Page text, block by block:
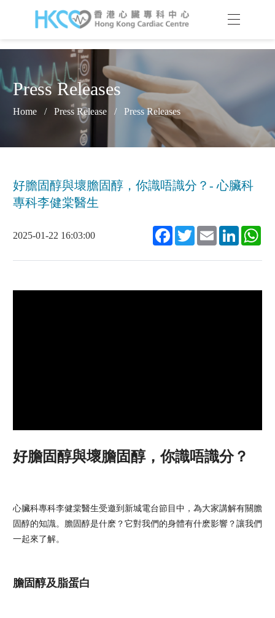
Press Releases
Home / Press Release / Press Releases
好膽固醇與壞膽固醇，你識唔識分？- 心臟科
專科李健棠醫生
2025-01-22 16:03:00 Facebook
TwitterEmail LinkedIn
好膽固醇與壞膽固醇，你識唔識分？
心臟科專科李健棠醫生受邀到新城電台節目中，為大家講解有關膽
固醇的知識。膽固醇是什麽？它對我們的身體有什麽影響？讓我們
一起來了解。
膽固醇及脂蛋白